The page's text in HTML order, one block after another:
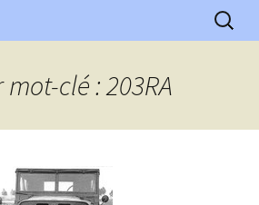
Ancienne
: articles, historiques
clé : 203RA